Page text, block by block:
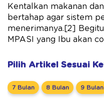
Kentalkan makanan
bertahap agar sistem
menerimanya.[2]
MPASI yang Ibu akan
Pilih Artikel Sesuai
7 Bulan 8 Bulan 9 Bulan